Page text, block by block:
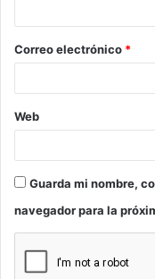
*
Correo electrónico *
Web
Guarda mi nombre,
navegador para la